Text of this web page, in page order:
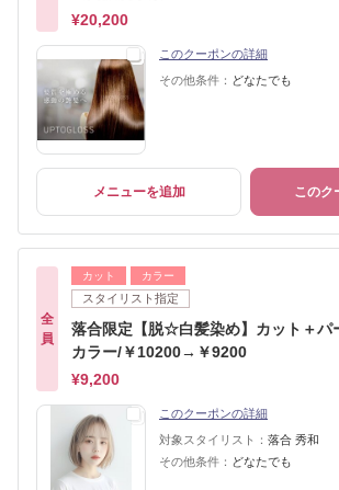
¥20,200
このクーポンの詳細
その他条件： どなたでも
メニューを追加 このク
全
員
カット カラー
スタイリスト指定
落合限定【脱☆白髪染め】カット＋パ
カラー/￥10200→￥9200
¥9,200
このクーポンの詳細
対象スタイリスト： 落合 秀和
その他条件： どなたでも